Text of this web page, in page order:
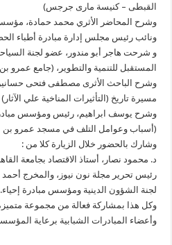
القبطى – كنيسة مارى جرجس)
وشرح المحاضر الأثري محمد حمادة،
ونائب رئيس مجلس إدارة مبادرة أطباء
و شرحت هاجر أبو مندور، عضو لجنة
المستقبل للتنمية والتطوير، (جامع عمرو
وشرح الباحث الأثرى مصطفى فتحى
مسيرة تاريخ (التأثيرات المناخية علي الآثار)
وشرح يوسف ابراهيم، رئيس ومؤسس
(أسباب وعوامل التلف في مسجد عمرو بن
وشارك بالحضور خلال الزيارة كلا من :
د. محمود نصار، أستاذ الاقتصاد بجامعة
رئيس تحرير مجلة نون نيوز، والمخرج
لجنة الشؤون الدينية ومؤسس مبادرة إحياء.
وكل هذا بمشاركة فعالة من مجموعة
وأعضاء المبادرات الشبابية برعاية